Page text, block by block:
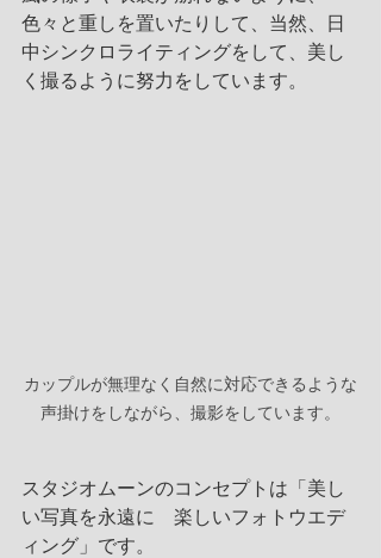
色々と重しを置いたりして、当然、日
中シンクロライティングをして、美し
く撮るように努力をしています。
カップルが無理なく自然に対応できるような
声掛けをしながら、撮影をしています。
スタジオムーンのコンセプトは「美し
い写真を永遠に　楽しいフォトウエデ
ィング」です。